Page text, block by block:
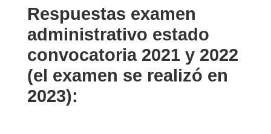
Respuestas examen
administrativo estado
convocatoria 2021 y 2022
(el examen se realizó en
2023):